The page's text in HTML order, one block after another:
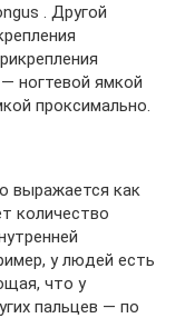
. Другой
ногтевой ямкой
проксимально.
выражается как
количество
у людей есть
что у
пальцев — по